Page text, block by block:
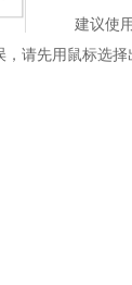
建议使
请先用鼠标选